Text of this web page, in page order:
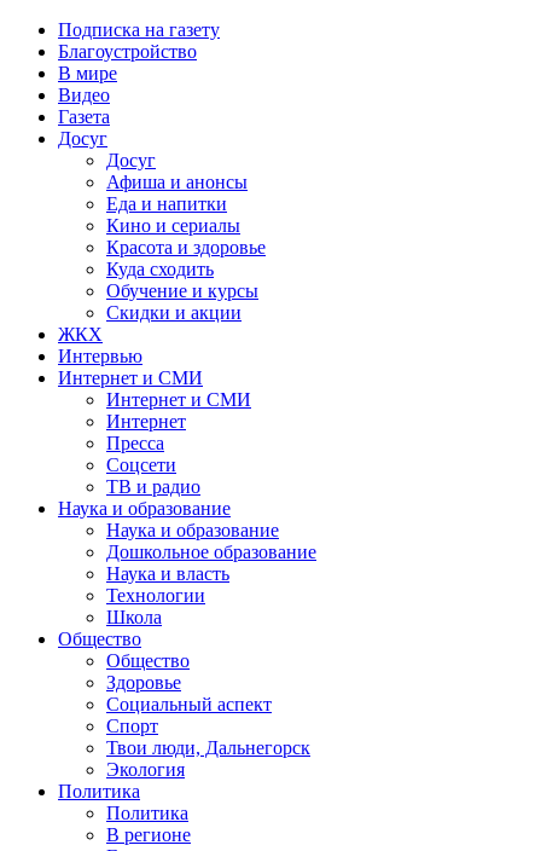
Подписка на газету
Благоустройство
В мире
Видео
Газета
Досуг
Досуг
Афиша и анонсы
Еда и напитки
Кино и сериалы
Красота и здоровье
Куда сходить
Обучение и курсы
Скидки и акции
ЖКХ
Интервью
Интернет и СМИ
Интернет и СМИ
Интернет
Пресса
Соцсети
ТВ и радио
Наука и образование
Наука и образование
Дошкольное образование
Наука и власть
Технологии
Школа
Общество
Общество
Здоровье
Социальный аспект
Спорт
Твои люди, Дальнегорск
Экология
Политика
Политика
В регионе